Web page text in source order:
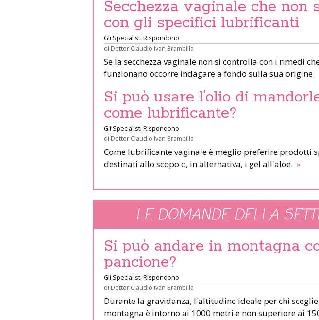
Secchezza vaginale che non
con gli specifici lubrificanti
Gli Specialisti Rispondono
di Dottor Claudio Ivan Brambilla
Se la secchezza vaginale non si controlla con i rimedi
funzionano occorre indagare a fondo sulla sua origine.
Si può usare l’olio di
come lubrificante?
Gli Specialisti Rispondono
di Dottor Claudio Ivan Brambilla
Come lubrificante vaginale è meglio preferire prodotti
destinati allo scopo o, in alternativa, i gel all'aloe. »
LE DOMANDE DELLA
Si può andare in montagna
pancione?
Gli Specialisti Rispondono
di Dottor Claudio Ivan Brambilla
Durante la gravidanza, l'altitudine ideale per chi
montagna è intorno ai 1000 metri e non superiore ai